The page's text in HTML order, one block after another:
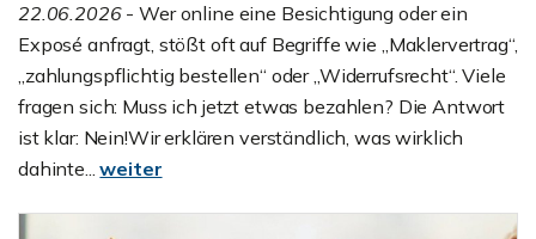
22.06.2026- Wer online eine Besichtigung oder ein
Exposé anfragt, stößt oft auf Begriffe wie „Maklervertrag“,
„zahlungspflichtig bestellen“ oder „Widerrufsrecht“. Viele
fragen sich: Muss ich jetzt etwas bezahlen? Die Antwort
ist klar: Nein!Wir erklären verständlich, was wirklich
dahinte...weiter